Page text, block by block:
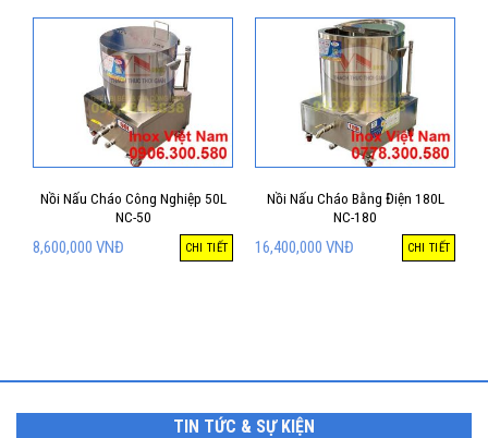
Nồi Nấu Cháo Công Nghiệp 50L
NC-50
8,600,000 VNĐ CHI TIẾT
Nồi Nấu Cháo Bằng Điện 180L
NC-180
16,400,000 VNĐ CHI TIẾT
TIN TỨC & SỰ KIỆN